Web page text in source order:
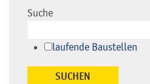
Suche
laufende Baustellen